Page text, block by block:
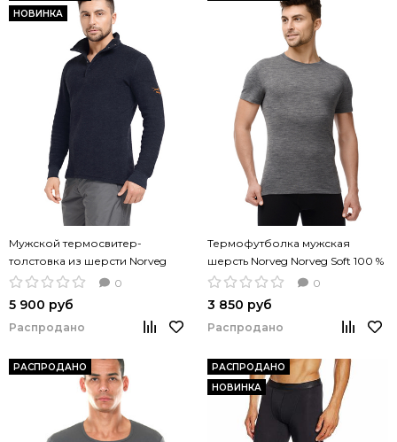
НОВИНКА
Мужской термосвитер-
толстовка из шерсти Norveg
Merino Wool -60⁰С
0
5 900 руб
Распродано
Термофутболка мужская
шерсть Norveg Norveg Soft 100 %
Merino Wool
0
3 850 руб
Распродано
РАСПРОДАНО
РАСПРОДАНО
НОВИНКА